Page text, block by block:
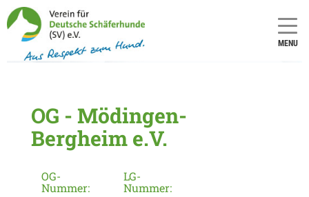
MENU
OG - Mödingen-
Bergheim e.V.
OG-
Nummer:
LG-
Nummer: